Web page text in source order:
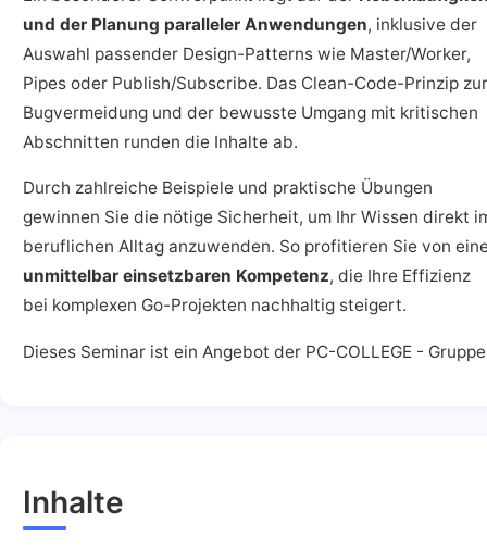
und der Planung paralleler Anwendungen, inklusive der
Auswahl passender Design-Patterns wie Master/Worker,
Pipes oder Publish/Subscribe. Das Clean-Code-Prinzip zur
Bugvermeidung und der bewusste Umgang mit kritischen
Abschnitten runden die Inhalte ab.
Durch zahlreiche Beispiele und praktische Übungen
gewinnen Sie die nötige Sicherheit, um Ihr Wissen direkt
beruflichen Alltag anzuwenden. So profitieren Sie von
unmittelbar einsetzbaren Kompetenz, die Ihre Effizienz
bei komplexen Go-Projekten nachhaltig steigert.
Dieses Seminar ist ein Angebot der PC-COLLEGE -
Inhalte